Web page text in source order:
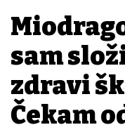
sam
zdravi
Čekam